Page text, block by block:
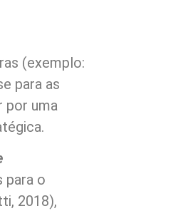
(exemplo:
para as
por uma
para o
2018),